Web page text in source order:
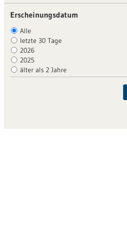
Erscheinungsdatum
Alle
letzte 30 Tage
2026
2025
älter als 2 Jahre